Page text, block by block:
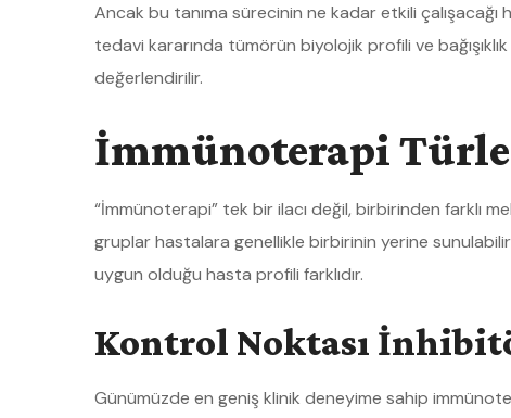
Ancak bu tanıma sürecinin ne kadar etkili
tedavi kararında tümörün biyolojik profili ve
değerlendirilir.
İmmünoterapi
“İmmünoterapi” tek bir ilacı değil, birbirinden farklı
gruplar hastalara genellikle birbirinin yerine
uygun olduğu hasta profili farklıdır.
Kontrol Noktası
Günümüzde en geniş klinik deneyime sahip